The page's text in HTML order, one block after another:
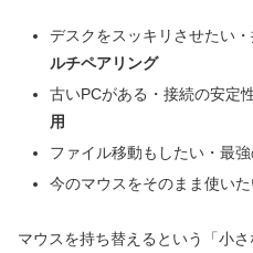
デスクをスッキリさせたい
ルチペアリング
古いPCがある・接続の安定
用
ファイル移動もしたい・最
今のマウスをそのまま使い
マウスを持ち替えるという「小